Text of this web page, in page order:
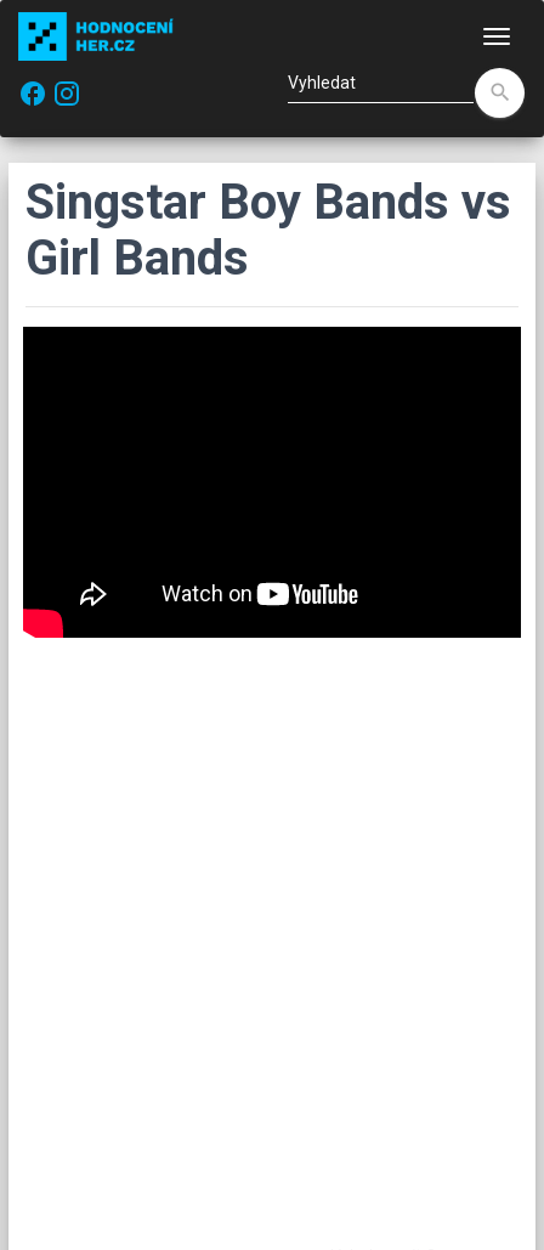
facebook
search
Singstar Boy Bands vs
Girl Bands